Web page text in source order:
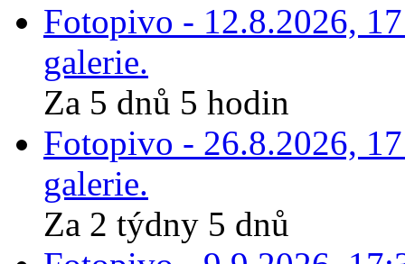
Fotopivo - 12.8.2026,
galerie.
Za 5 dnů 5 hodin
Fotopivo - 26.8.2026,
galerie.
Za 2 týdny 5 dnů